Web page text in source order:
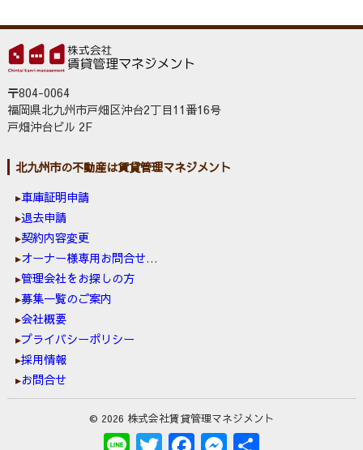
〒804-0064
福岡県北九州市戸畑区沖台2丁目11番16号
戸畑沖台ビル 2F
北九州市の不動産は賃貸管理マネジメント
車庫証明申請
退去申請
契約内容変更
オーナー様専用お問合せ窓口
管理会社をお探しの方
募集一覧のご案内
会社概要
プライバシーポリシー
採用情報
お問合せ
© 2026 株式会社賃貸管理マネジメント
Line Twitter Facebook Messenger